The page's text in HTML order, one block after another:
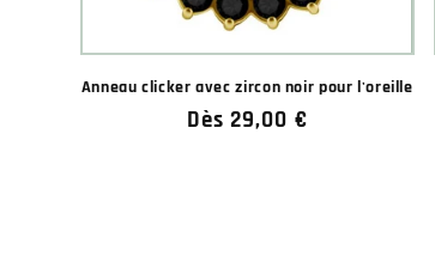
Anneau clicker avec zircon noir pour l'oreille
Prix
Dès 29,00 €